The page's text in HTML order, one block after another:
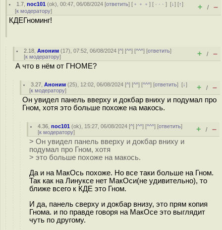
1.7 ,noc101 (ok), 00:47, 06/08/2024 [ответить] [ ﹢﹢﹢] [ · · ·][↓] [↑]
[к модератору] + / –
КДЕГноминг!
2.18 ,Аноним (17), 07:52, 06/08/2024 [^] [^^] [^^^] [ответить]
[к модератору] + / –
А что в нём от ГНОМЕ?
3.27 ,Аноним (25), 12:02, 06/08/2024 [^] [^^] [^^^] [ответить][↓]
[к модератору] + / –
Он увидел панель вверху и докбар вниху и подумал про
Гном, хотя это больше похоже на макось.
4.36 ,noc101 (ok), 15:27, 06/08/2024 [^] [^^] [^^^] [ответить]
[к модератору] + / –
> Он увидел панель вверху и докбар вниху и
подумал про Гном, хотя
> это больше похоже на макось.
Да и на МакОсь похоже. Но все таки больше на Гном.
Так как на Линуксе нет МакОси(не удивительно), то
ближе всего к КДЕ это Гном.
И да, панель сверху и докбар внизу, это прям копия
Гнома. и по правде говоря на МакОсе это выглядит
чуть по другому.